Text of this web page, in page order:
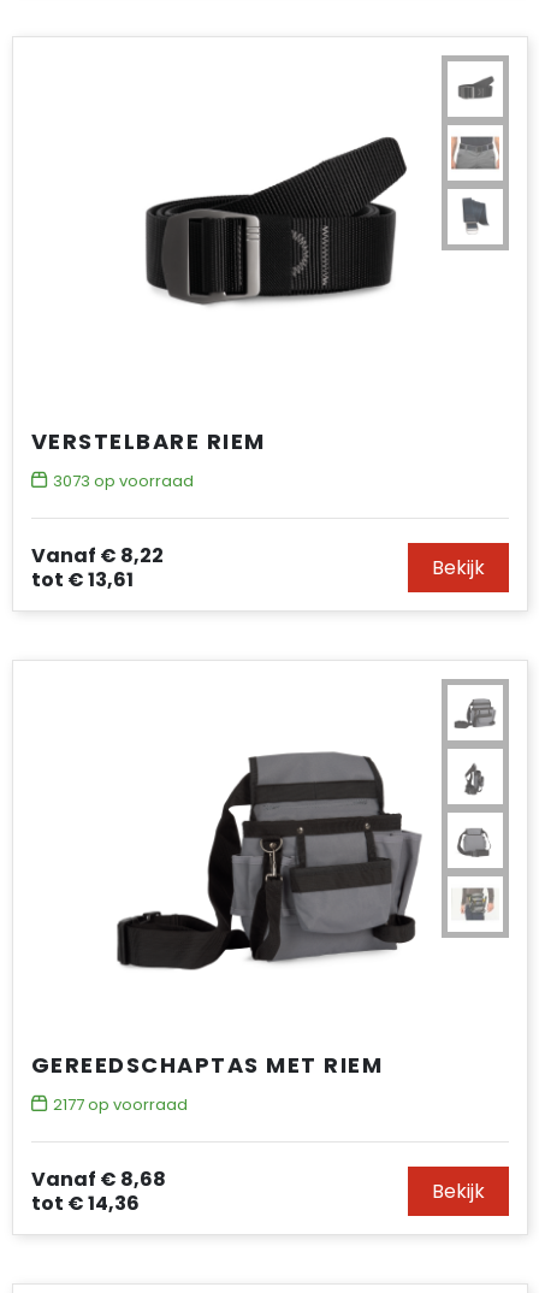
VERSTELBARE RIEM
3073 op voorraad
Vanaf € 8,22
tot € 13,61 Bekijk
GEREEDSCHAPTAS MET RIEM
2177op voorraad
Vanaf € 8,68
tot € 14,36 Bekijk